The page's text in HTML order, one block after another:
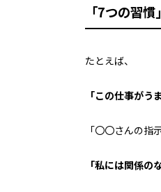
「7つの習
たとえば、
「この仕事がう
「〇〇さんの指
「私には関係の